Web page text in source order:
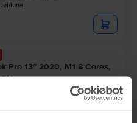
luna
Pro 13″ 2020, M1 8 Cores,